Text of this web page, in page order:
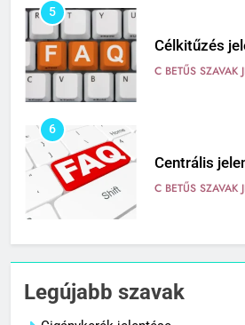
5
Célkitűzés
C BETŰS SZAVAK
6
Centrális
C BETŰS SZAVAK
7
Céltudatos
Legújabb szavak